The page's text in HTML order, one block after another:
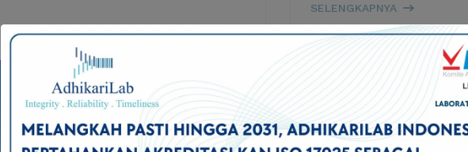
SELENGKAPNYA PENTINGNYA
AIR
BERSIH:
FONDASI
JARANG
DISADARI